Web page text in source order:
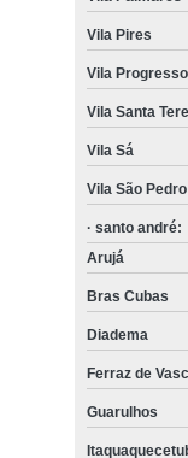
Vila Pires
Vila Progresso
Vila Santa
Vila Sá
Vila São Pedro
· santo andré:
Arujá
Bras Cubas
Diadema
Ferraz de
Guarulhos